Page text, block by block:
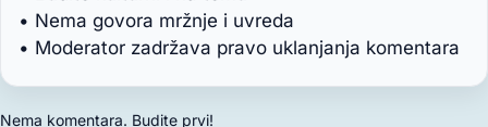
• Nema govora mržnje i uvreda
• Moderator zadržava pravo uklanjanja komentara
Nema komentara. Budite prvi!